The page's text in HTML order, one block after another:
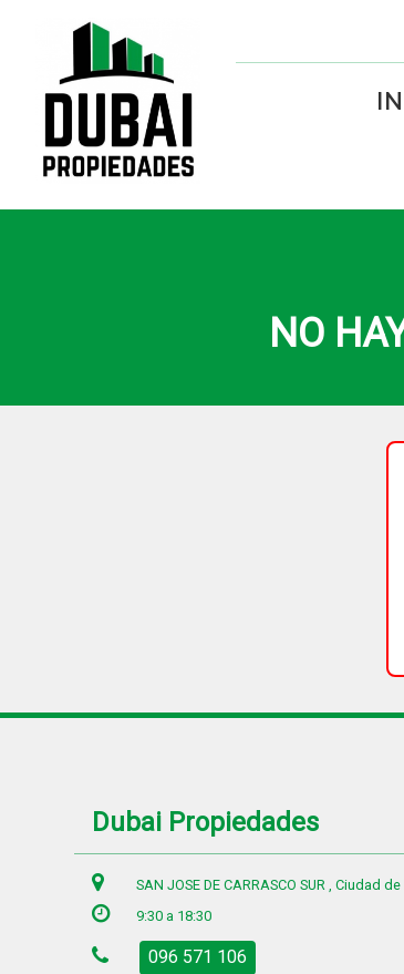
NO
Dubai Propiedades
SAN JOSE DE CARRASCO SUR , Ciudad
9:30 a 18:30
096 571 106